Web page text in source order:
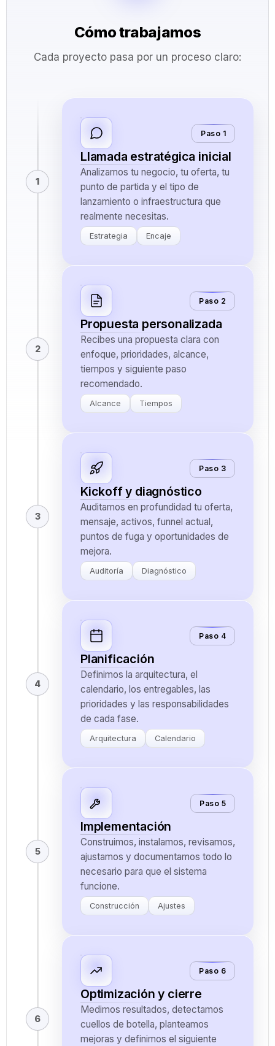
Cómo trabajamos
Cada proyecto pasa por un proceso claro:
Paso 1
Llamada estratégica inicial
Analizamos tu negocio, tu oferta, tu
punto de partida y el tipo de
lanzamiento o infraestructura que
realmente necesitas.
Estrategia Encaje
1
Paso 2
Propuesta personalizada
Recibes una propuesta clara con
enfoque, prioridades, alcance,
tiempos y siguiente paso
recomendado.
Alcance Tiempos
2
Paso 3
Kickoff y diagnóstico
Auditamos en profundidad tu oferta,
mensaje, activos, funnel actual,
puntos de fuga y oportunidades de
mejora.
Auditoría Diagnóstico
3
Paso 4
Planificación
Definimos la arquitectura, el
calendario, los entregables, las
prioridades y las responsabilidades
de cada fase.
Arquitectura Calendario
4
Paso 5
Implementación
Construimos, instalamos, revisamos,
ajustamos y documentamos todo lo
necesario para que el sistema
funcione.
Construcción Ajustes
5
Paso 6
Optimización y cierre
Medimos resultados, detectamos
cuellos de botella, planteamos
mejoras y definimos el siguiente
6